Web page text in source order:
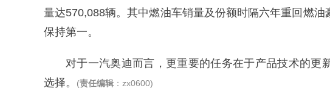
量达570,088辆。其中燃油车销量及份额时隔六年重回燃
保持第一。
对于一汽奥迪而言，更重要的任务在于产品技术的更
选择。
(责任编辑 ：zx0600)